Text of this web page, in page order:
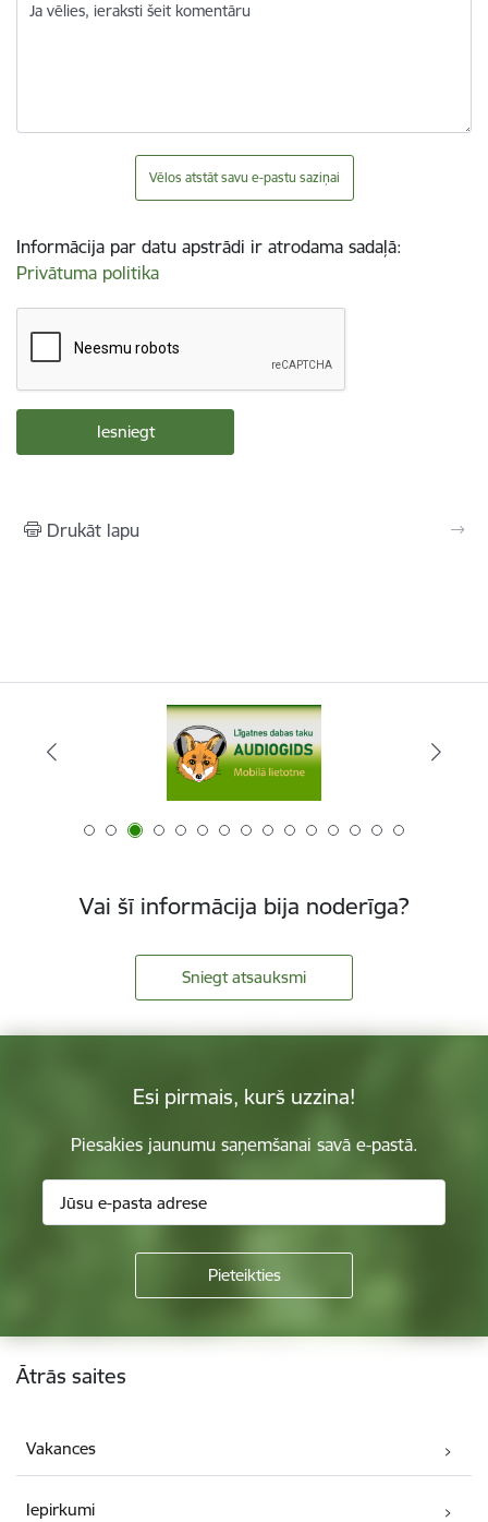
Ja vēlies, ieraksti šeit komentāru
Vēlos atstāt savu e-pastu saziņai
Informācija par datu apstrādi ir atrodama sadaļā:
Privātuma politika
Drukāt lapu
Vai šī informācija bija noderīga?
Sniegt atsauksmi
Esi pirmais, kurš uzzina!
Piesakies jaunumu saņemšanai savā e-pastā.
Kājene
Ātrās saites
Vakances
Iepirkumi